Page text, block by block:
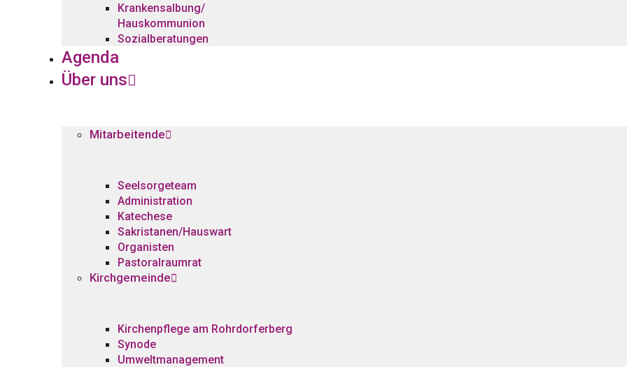
Krankensalbung/
Hauskommunion
Sozialberatungen
Agenda
Über uns
Mitarbeitende
Seelsorgeteam
Administration
Katechese
Sakristanen/Hauswart
Organisten
Pastoralraumrat
Kirchgemeinde
Kirchenpflege am Rohrdorferberg
Synode
Umweltmanagement